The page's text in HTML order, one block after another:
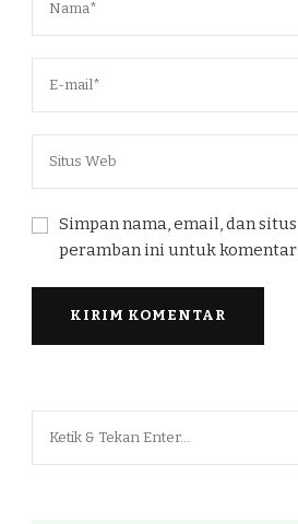
Simpan nama, email, dan
peramban ini untuk